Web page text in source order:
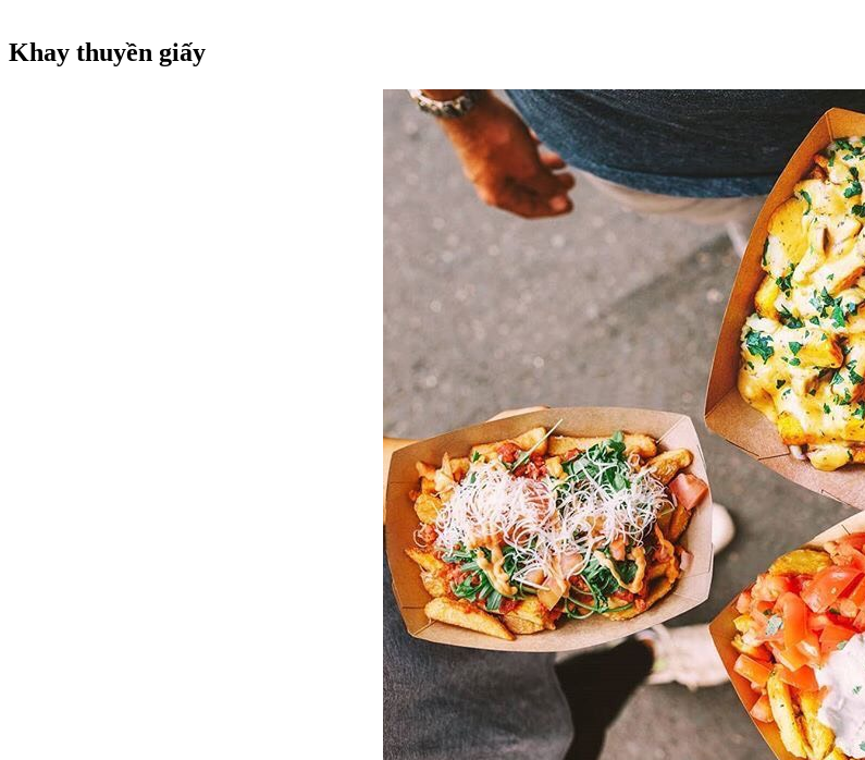
Khay thuyền giấy